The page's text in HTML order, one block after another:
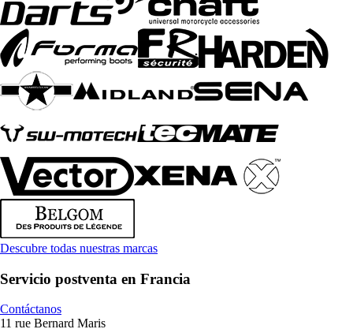
Descubre todas nuestras marcas
Servicio postventa en Francia
Contáctanos
11 rue Bernard Maris